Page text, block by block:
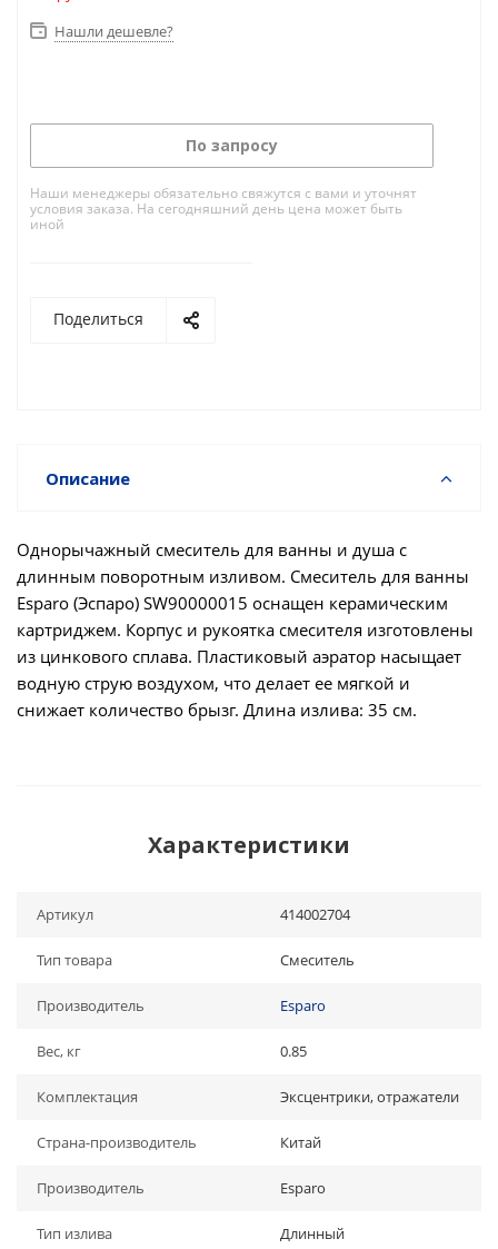
Нашли дешевле?
По запросу
Наши менеджеры обязательно свяжутся с вами и уточнят
условия заказа. На сегодняшний день цена может быть
иной
Поделиться
Описание
Однорычажный смеситель для ванны и душа с
длинным поворотным изливом. Смеситель для ванны
Esparo (Эспаро) SW90000015 оснащен керамическим
картриджем. Корпус и рукоятка смесителя изготовлены
из цинкового сплава. Пластиковый аэратор насыщает
водную струю воздухом, что делает ее мягкой и
снижает количество брызг. Длина излива: 35 см.
Характеристики
Артикул 414002704
Тип товара Смеситель
Производитель Esparo
Вес, кг 0.85
Комплектация Эксцентрики, отражатели
Страна-производитель Китай
Производитель Esparo
Тип излива Длинный